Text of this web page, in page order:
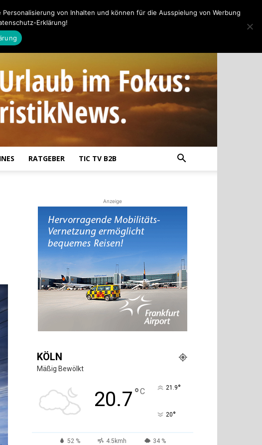
RATGEBER TIC TV B2B
Anzeige
KÖLN
Mäßig Bewölkt
20.7°C 21.9°
20°
52 % 4.5kmh 34 %
von Inhalten und können für die Ausspielung von Werbung
Erklärung!